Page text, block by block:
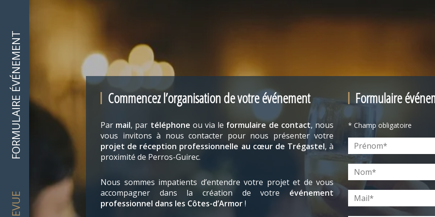
FORMULAIRE ÉVÉNEMENT Commencez l’organisation de votre événement
Par mail, par téléphone ou via le formulaire de contact, nous
vous invitons à nous contacter pour nous présenter votre
projet de réception professionnelle au cœur de Trégastel, à
proximité de Perros-Guirec.
Nous sommes impatients d’entendre votre projet et de vous
accompagner dans la création de votre événement
professionnel dans les Côtes-d’Armor!
Formulaire
* Champ obligatoire